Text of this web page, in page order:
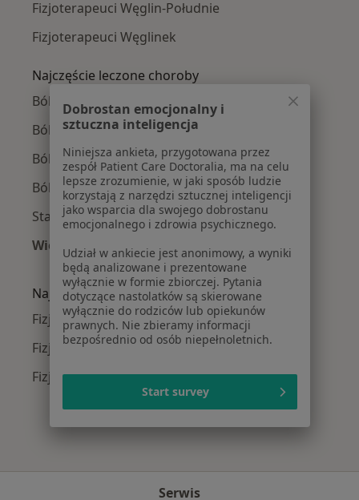
Fizjoterapeuci Węglin-Południe
Fizjoterapeuci Węglinek
Najczęście leczone choroby
Bóle kręgosłupa w Lublinie
Ból barku w Lublinie
Ból kolana w Lublinie
Ból biodra w Lublinie
Stany pourazowe w Lublinie
Więcej (15)
Więcej w kategorii: Najczęście leczone
Najpopularniejsze ubezpieczenia
Fizjoterapeuci z POLMED w Lublinie
Fizjoterapeuci z Compensa w Lublinie
Fizjoterapeuci z TU Zdrowie w Lublinie
Serwis
Dobrostan emocjonalny i
sztuczna inteligencja
Niniejsza ankieta, przygotowana przez
zespół Patient Care Doctoralia, ma na celu
lepsze zrozumienie, w jaki sposób ludzie
korzystają z narzędzi sztucznej inteligencji
jako wsparcia dla swojego dobrostanu
emocjonalnego i zdrowia psychicznego.
Udział w ankiecie jest anonimowy, a wyniki
będą analizowane i prezentowane
wyłącznie w formie zbiorczej. Pytania
dotyczące nastolatków są skierowane
wyłącznie do rodziców lub opiekunów
prawnych. Nie zbieramy informacji
bezpośrednio od osób niepełnoletnich.
Start survey